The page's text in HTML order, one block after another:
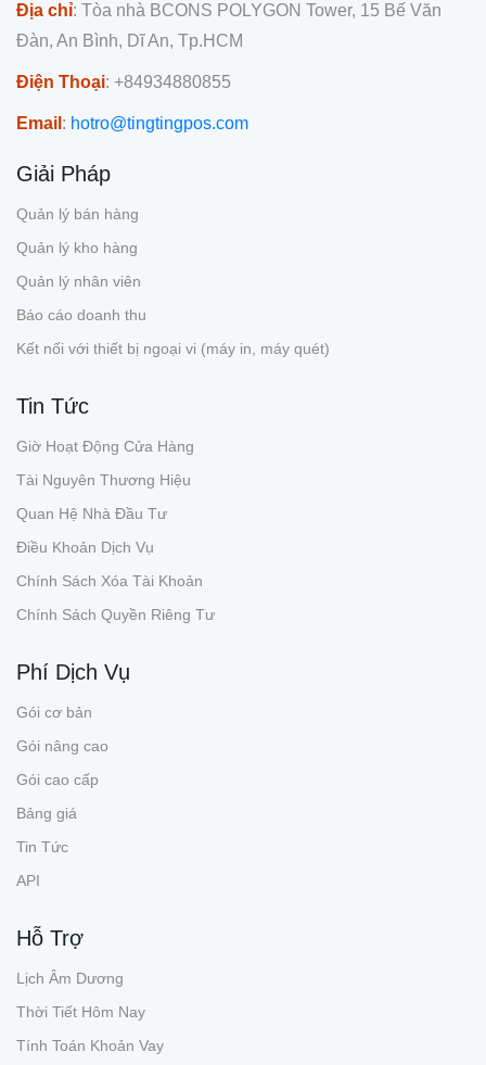
Địa chỉ: Tòa nhà BCONS POLYGON Tower, 15 Bế Văn
Đàn, An Bình, Dĩ An, Tp.HCM
Điện Thoại: +84934880855
Email : hotro@tingtingpos.com
Giải Pháp
Quản lý bán hàng
Quản lý kho hàng
Quản lý nhân viên
Báo cáo doanh thu
Kết nối với thiết bị ngoại vi (máy in, máy quét)
Tin Tức
Giờ Hoạt Động Cửa Hàng
Tài Nguyên Thương Hiệu
Quan Hệ Nhà Đầu Tư
Điều Khoản Dịch Vụ
Chính Sách Xóa Tài Khoản
Chính Sách Quyền Riêng Tư
Phí Dịch Vụ
Gói cơ bản
Gói nâng cao
Gói cao cấp
Bảng giá
Tin Tức
API
Hỗ Trợ
Lịch Âm Dương
Thời Tiết Hôm Nay
Tính Toán Khoản Vay